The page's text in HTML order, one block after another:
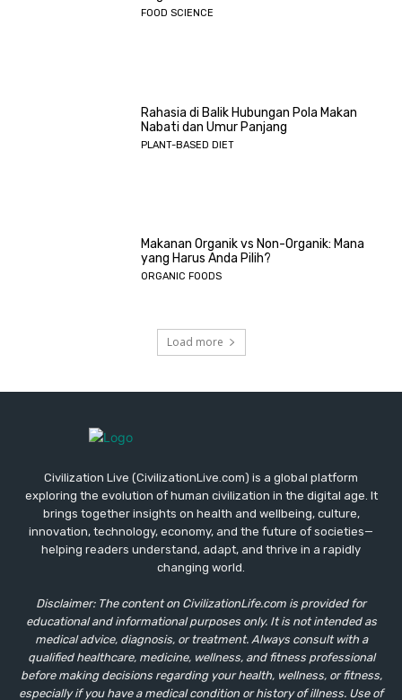
FOOD SCIENCE
Rahasia di Balik Hubungan Pola Makan
Nabati dan Umur Panjang
PLANT-BASED DIET
Makanan Organik vs Non-Organik: Mana
yang Harus Anda Pilih?
ORGANIC FOODS
Load more
Civilization Live (CivilizationLive.com) is a global platform
exploring the evolution of human civilization in the digital age. It
brings together insights on health and wellbeing, culture,
innovation, technology, economy, and the future of societies—
helping readers understand, adapt, and thrive in a rapidly
changing world.
Disclaimer: The content on CivilizationLife.com is provided for
educational and informational purposes only. It is not intended as
medical advice, diagnosis, or treatment. Always consult with a
qualified healthcare, medicine, wellness, and fitness professional
before making decisions regarding your health, wellness, or fitness,
especially if you have a medical condition or history of illness. Use of